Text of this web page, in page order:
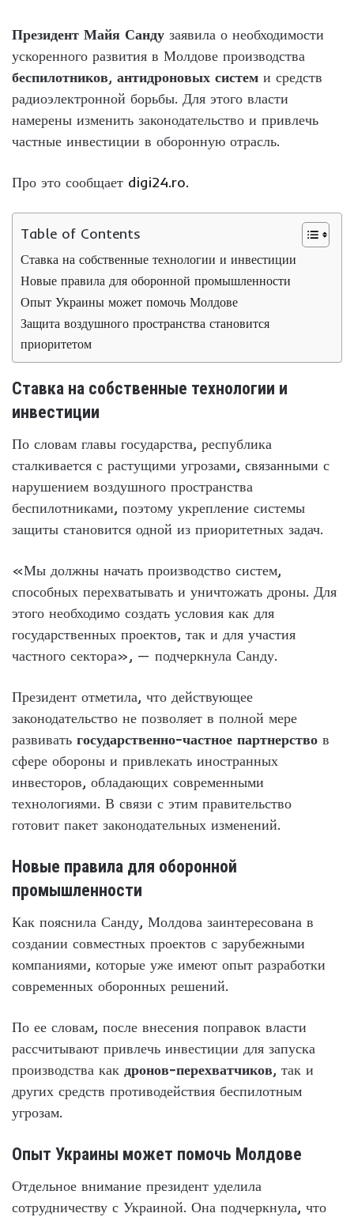
Президент Майя Санду заявила о необходимости
ускоренного развития в Молдове производства
беспилотников, антидроновых систем и средств
радиоэлектронной борьбы. Для этого власти
намерены изменить законодательство и привлечь
частные инвестиции в оборонную отрасль.
Про это сообщает digi24.ro.
Table of Contents
Ставка на собственные технологии и инвестиции
Новые правила для оборонной промышленности
Опыт Украины может помочь Молдове
Защита воздушного пространства становится
приоритетом
Ставка на собственные технологии и
инвестиции
По словам главы государства, республика
сталкивается с растущими угрозами, связанными с
нарушением воздушного пространства
беспилотниками, поэтому укрепление системы
защиты становится одной из приоритетных задач.
«Мы должны начать производство систем,
способных перехватывать и уничтожать дроны. Для
этого необходимо создать условия как для
государственных проектов, так и для участия
частного сектора», — подчеркнула Санду.
Президент отметила, что действующее
законодательство не позволяет в полной мере
развивать государственно-частное партнерство в
сфере обороны и привлекать иностранных
инвесторов, обладающих современными
технологиями. В связи с этим правительство
готовит пакет законодательных изменений.
Новые правила для оборонной
промышленности
Как пояснила Санду, Молдова заинтересована в
создании совместных проектов с зарубежными
компаниями, которые уже имеют опыт разработки
современных оборонных решений.
По ее словам, после внесения поправок власти
рассчитывают привлечь инвестиции для запуска
производства как дронов-перехватчиков, так и
других средств противодействия беспилотным
угрозам.
Опыт Украины может помочь Молдове
Отдельное внимание президент уделила
сотрудничеству с Украиной. Она подчеркнула, что